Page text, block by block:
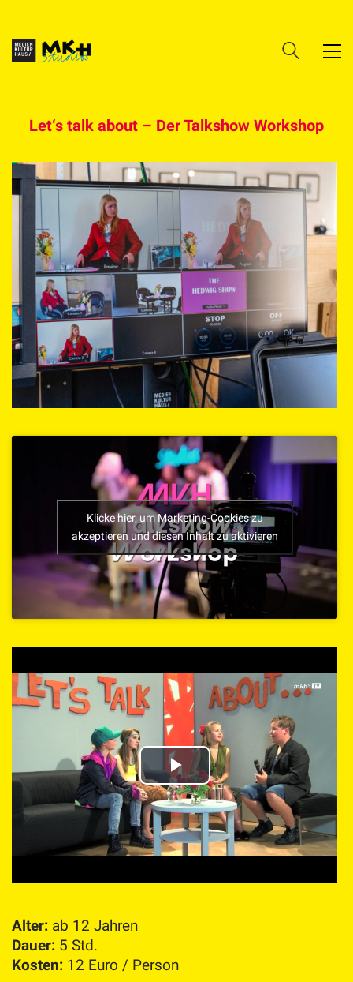
Let‘s talk about – Der Talkshow Workshop
Klicke hier, um Marketing-Cookies zu
akzeptieren und diesen Inhalt zu aktivieren
Alter: ab 12 Jahren
Dauer: 5 Std.
Kosten: 12 Euro / Person